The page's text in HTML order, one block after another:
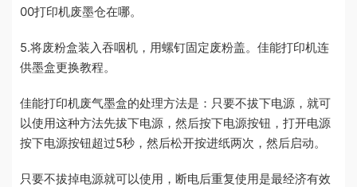
00打印机废墨仓在哪。
5.将废粉盒装入吞咽机，用螺钉固定废粉盖。佳能打印机连
供墨盒更换教程。
佳能打印机废气墨盒的处理方法是：只要不拔下电源，就可
以使用这种方法先拔下电源，然后按下电源按钮，打开电源
按下电源按钮超过5秒，然后松开按进纸两次，然后启动。
只要不拔掉电源就可以使用，断电后重复使用是最经济有效